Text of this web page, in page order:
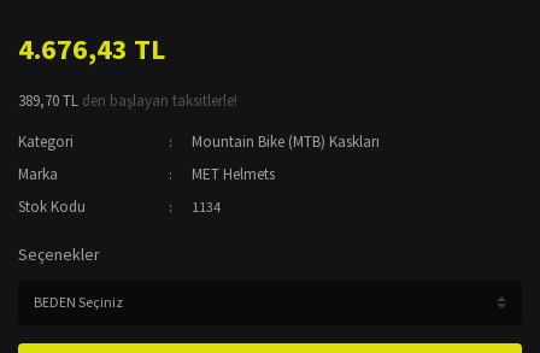
4.676,43 TL
389,70 TL den başlayan taksitlerle!
Kategori
Mountain Bike (MTB) Kaskları
Marka
MET Helmets
Stok Kodu
1134
Seçenekler